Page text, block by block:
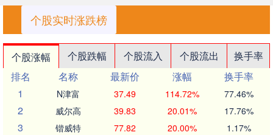
个股实时涨跌榜
个股涨幅 个股跌幅 个股流入 个股流出
换手率
排名
名称 最新价 涨幅
换手率
1
N津富 37.49 114.72% 77.46%
2 威尔高 39.83 20.01% 17.76%
3 锴威特 77.82 20.00% 1.17%